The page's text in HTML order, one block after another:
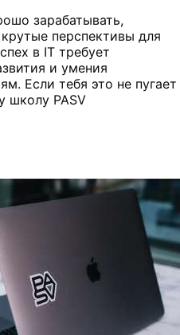
зарабатывать,
перспективы для
в IT требует
и умения
Если тебя это не пугает
школу PASV